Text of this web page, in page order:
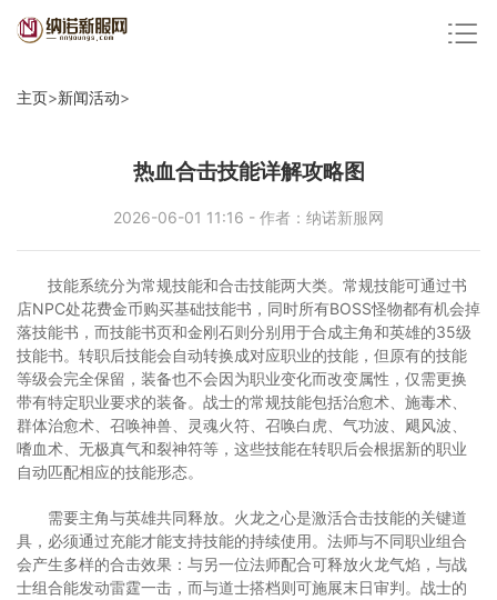
主页>新闻活动>
热血合击技能详解攻略图
2026-06-01 11:16 - 作者：纳诺新服网
技能系统分为常规技能和合击技能两大类。常规技能可通过书
店NPC处花费金币购买基础技能书，同时所有BOSS怪物都有机会掉
落技能书，而技能书页和金刚石则分别用于合成主角和英雄的35级
技能书。转职后技能会自动转换成对应职业的技能，但原有的技能
等级会完全保留，装备也不会因为职业变化而改变属性，仅需更换
带有特定职业要求的装备。战士的常规技能包括治愈术、施毒术、
群体治愈术、召唤神兽、灵魂火符、召唤白虎、气功波、飓风波、
嗜血术、无极真气和裂神符等，这些技能在转职后会根据新的职业
自动匹配相应的技能形态。
需要主角与英雄共同释放。火龙之心是激活合击技能的关键道
具，必须通过充能才能支持技能的持续使用。法师与不同职业组合
会产生多样的合击效果：与另一位法师配合可释放火龙气焰，与战
士组合能发动雷霆一击，而与道士搭档则可施展末日审判。战士的